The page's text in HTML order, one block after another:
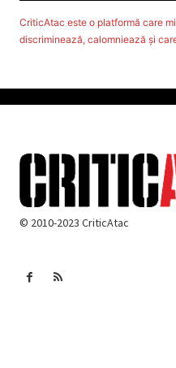
CriticAtac este o platformă care
discriminează, calomniează şi
© 2010-2023 CriticAtac